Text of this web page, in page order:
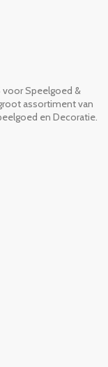
voor Speelgoed &
assortiment van
en Decoratie.